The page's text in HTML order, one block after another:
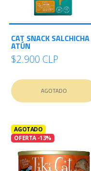
CAT SNACK SALCHICHA
ATÚN
$2.900 CLP
AGOTADO
AGOTADO
OFERTA -13%